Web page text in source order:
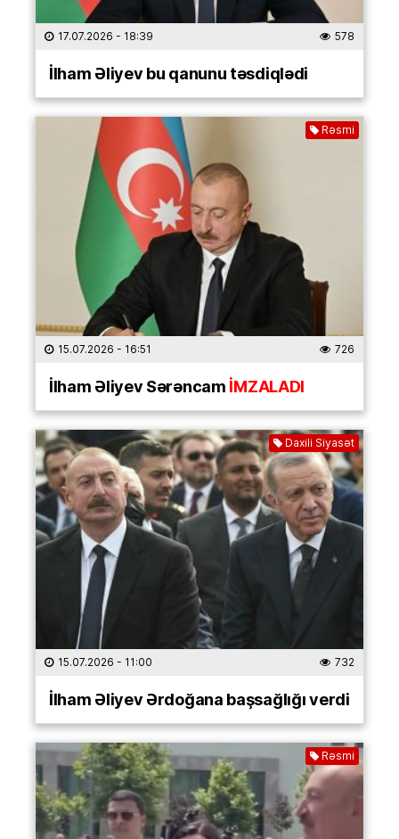
17.07.2026 - 18:39 578
İlham Əliyev bu qanunu təsdiqlədi
Rəsmi
15.07.2026 - 16:51 726
İlham Əliyev SərəncamİMZALADI
Daxili Siyasət
15.07.2026 - 11:00 732
İlham Əliyev Ərdoğana başsağlığı verdi
Rəsmi